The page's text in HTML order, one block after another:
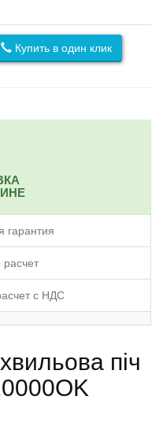
Купить в один клик
с НДС
піч